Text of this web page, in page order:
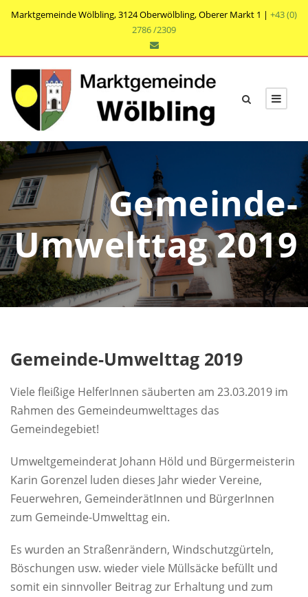
Marktgemeinde Wölbling, 3124 Oberwölbling, Oberer Markt 1 | +43 (0)
2786 /2309
Gemeinde-
Umwelttag 2019
Gemeinde-Umwelttag 2019
Viele fleißige HelferInnen säuberten am 23.03.2019 im
Rahmen des Gemeindeumwelttages das
Gemeindegebiet!
Umweltgemeinderat Johann Höld und Bürgermeisterin
Karin Gorenzel luden dieses Jahr wieder Vereine,
Feuerwehren, GemeinderätInnen und BürgerInnen
zum Gemeinde-Umwelttag ein.
Es wurden an Straßenrändern, Windschutzgürteln,
Böschungen usw. wieder viele Müllsäcke befüllt und
somit ein sinnvoller Beitrag zur Erhaltung und zum